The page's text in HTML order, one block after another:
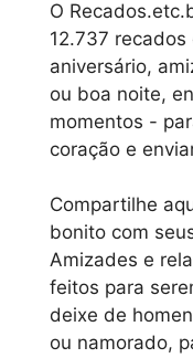
O
12.737
aniversário,
ou boa noite,
momentos -
coração e
Compartilhe
bonito com
Amizades e
feitos para
deixe de
ou namorado,